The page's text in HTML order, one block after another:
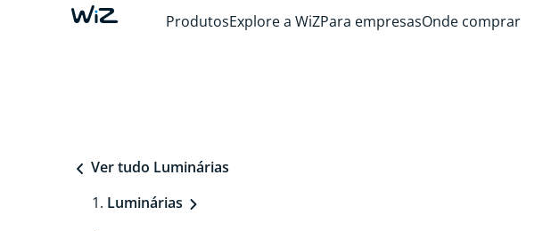
ProdutosExplore a WiZPara empresasOnde comprar
Ver tudo Luminárias
Luminárias